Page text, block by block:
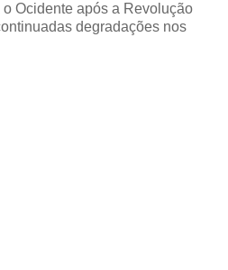
Ocidente após a Revolução
degradações nos